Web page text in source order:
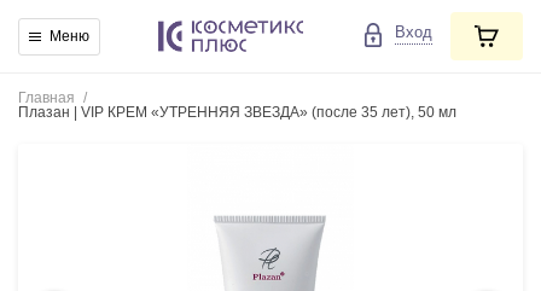
Меню Вход
Главная /
Плазан | VIP КРЕМ «УТРЕННЯЯ ЗВЕЗДА» (после 35 лет), 50 мл